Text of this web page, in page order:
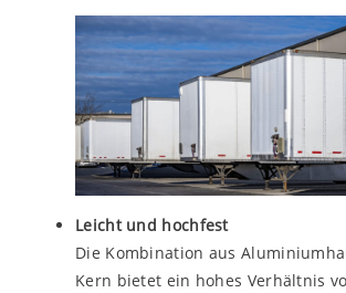
Leicht und hochfest
Die Kombination aus
Kern bietet ein hohes Verhältnis